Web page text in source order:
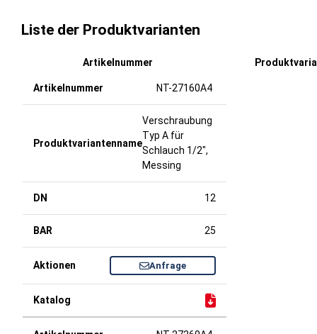
Liste der Produktvarianten
Artikelnummer
NT-27160A4
Verschraubung
Typ A für
Schlauch 1/2",
Messing
12
25
Anfrage